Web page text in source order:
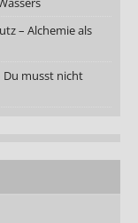
– Alchemie als
Du musst nicht